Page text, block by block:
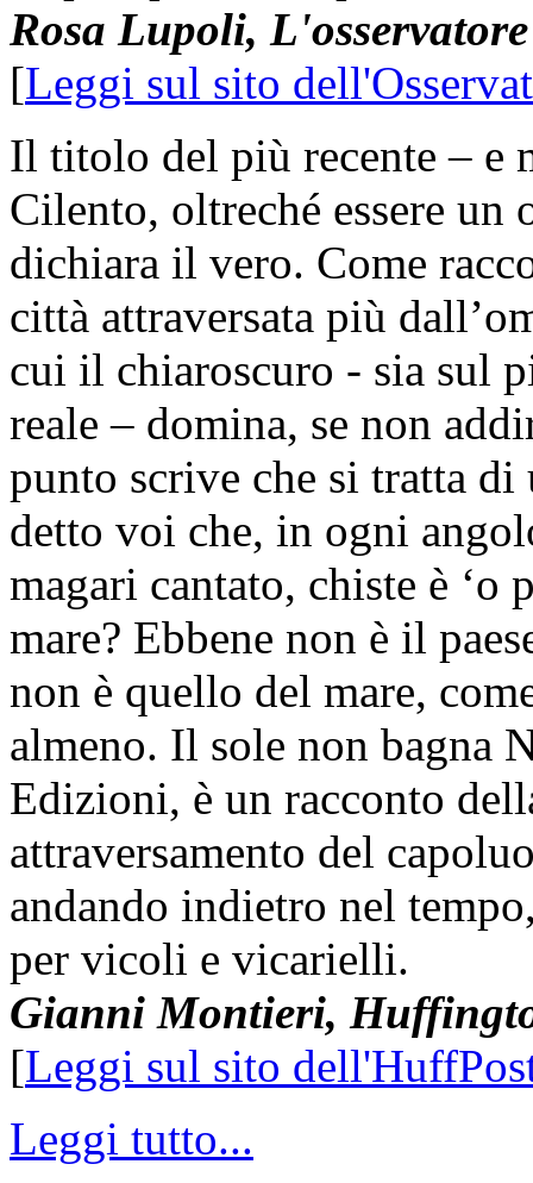
Rosa Lupoli,
[Leggi sul sito
Il titolo del più recente –
Cilento, oltreché essere un
dichiara il vero. Come
città attraversata più
cui il chiaroscuro - sia sul
reale – domina, se non
punto scrive che si tratta
detto voi che, in ogni
magari cantato, chiste è ‘o
mare? Ebbene non è il
non è quello del mare,
almeno. Il sole non bagna
Edizioni, è un racconto
attraversamento del
andando indietro nel
per vicoli e vicarielli.
Gianni Montieri,
[Leggi sul sito
Leggi tutto...